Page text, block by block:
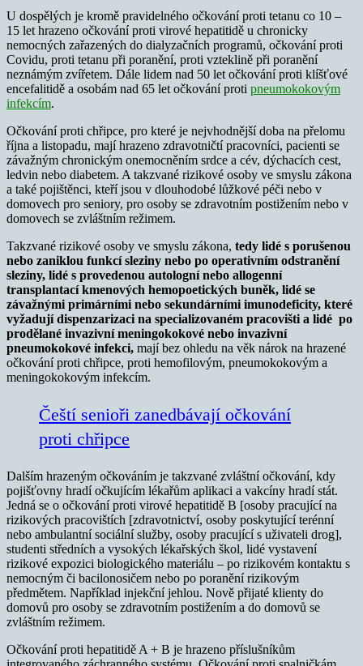
U dospělých je kromě pravidelného očkování proti tetanu co 10 –
15 let hrazeno očkování proti virové hepatitidě u chronicky
nemocných zařazených do dialyzačních programů, očkování proti
Covidu, proti tetanu při poranění, proti vzteklině při poranění
neznámým zvířetem. Dále lidem nad 50 let očkování proti klíšťové
encefalitidě a osobám nad 65 let očkování proti pneumokokovým
infekcím.
Očkování proti chřipce, pro které je nejvhodnější doba na přelomu
října a listopadu, mají hrazeno zdravotničtí pracovníci, pacienti se
závažným chronickým onemocněním srdce a cév, dýchacích cest,
ledvin nebo diabetem. A takzvané rizikové osoby ve smyslu zákona
a také pojištěnci, kteří jsou v dlouhodobé lůžkové péči nebo v
domovech pro seniory, pro osoby se zdravotním postižením nebo v
domovech se zvláštním režimem.
Takzvané rizikové osoby ve smyslu zákona, tedy lidé s porušenou
nebo zaniklou funkcí sleziny nebo po operativním odstranění
sleziny, lidé s provedenou autologní nebo allogenní
transplantací kmenových hemopoetických buněk, lidé se
závažnými primárními nebo sekundárními imunodeficity, které
vyžadují dispenzarizaci na specializovaném pracovišti a lidé po
prodělané invazivní meningokokové nebo invazivní
pneumokokové infekci, mají bez ohledu na věk nárok na hrazené
očkování proti chřipce, proti hemofilovým, pneumokokovým a
meningokokovým infekcím.
Čeští senioři zanedbávají očkování
proti chřipce
Dalším hrazeným očkováním je takzvané zvláštní očkování, kdy
pojišťovny hradí očkujícím lékařům aplikaci a vakcíny hradí stát.
Jedná se o očkování proti virové hepatitidě B [osoby pracující na
rizikových pracovištích [zdravotnictví, osoby poskytující terénní
nebo ambulantní sociální služby, osoby pracující s uživateli drog],
studenti středních a vysokých lékařských škol, lidé vystavení
rizikové expozici biologického materiálu – po rizikovém kontaktu s
nemocným či bacilonosičem nebo po poranění rizikovým
předmětem. Například injekční jehlou. Nově přijaté klienty do
domovů pro osoby se zdravotním postižením a do domovů se
zvláštním režimem.
Očkování proti hepatitidě A + B je hrazeno příslušníkům